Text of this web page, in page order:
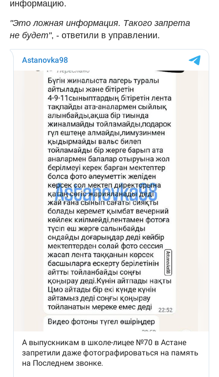
информацию.
"Это ложная информация. Такого запрета
не будет", - ответили в управлении.